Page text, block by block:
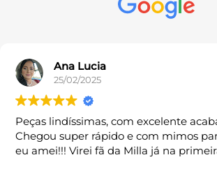
Ana Lucia
25/02/2025
Peças lindíssimas, com excelente
Chegou super rápido e com mimos
eu amei!!! Virei fã da Milla já na